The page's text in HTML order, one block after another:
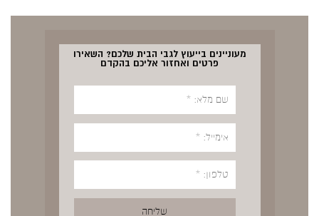
מעוניינים בייעוץ לגבי הבית שלכם? השאירו
פרטים ואחזור אליכם בהקדם